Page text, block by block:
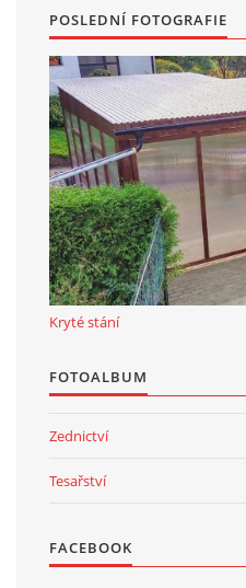
POSLEDNÍ FOTOGRAFIE
Kryté stání
FOTOALBUM
Zednictví
Tesařství
FACEBOOK